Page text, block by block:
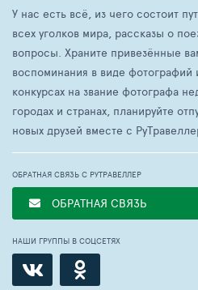
У нас есть всё, из чего состоит
всех уголков мира, рассказы о
вопросы. Храните привезённые
воспоминания в виде фотографий
конкурсах на звание фотографа
городах и странах, планируйте
новых друзей вместе с
ОБРАТНАЯ СВЯЗЬ С РУТРАВЕЛЛЕР
ОБРАТНАЯ СВЯЗЬ
НАШИ ГРУППЫ В СОЦСЕТЯХ